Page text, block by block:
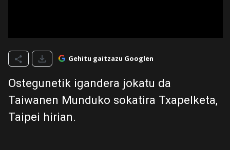
Gehitu gaitzazu Googlen
Ostegunetik igandera jokatu da
Taiwanen Munduko sokatira Txapelketa,
Taipei hirian.